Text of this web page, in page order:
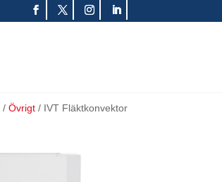
/ Övrigt/ IVT Fläktkonvektor